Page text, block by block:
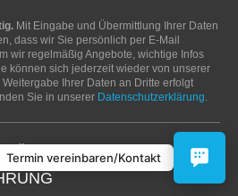
Mit Eingabe und Übermittlung Ihrer Daten
dass wir Sie persönlich per E-Mail
wir regelmäßig Angebote, wichtige Infos
können sich jederzeit wieder von unserer
Ihrer Daten an Dritte erfolgt
Sie in unserer Datenschutzerklärung
Chat
Termin vereinbaren/Kontakt